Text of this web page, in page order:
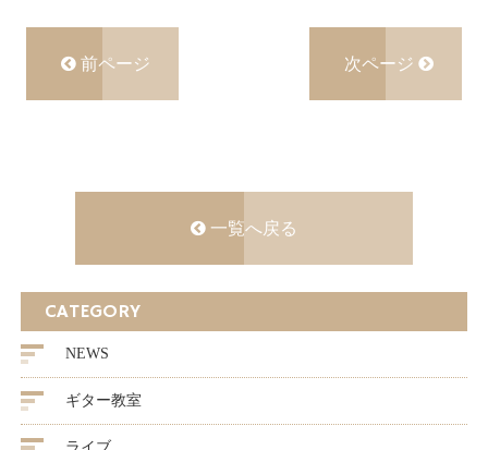
前ページ 次ページ
一覧へ戻る
CATEGORY
NEWS
ギター教室